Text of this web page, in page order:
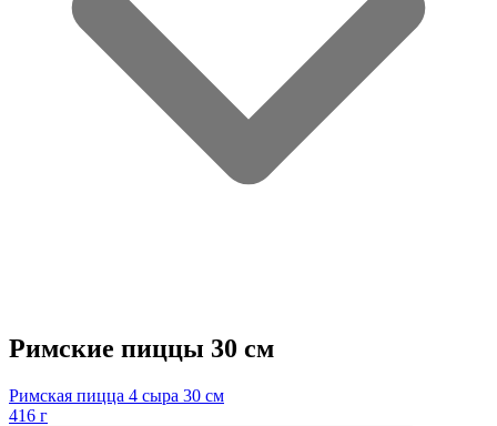
Римские пиццы 30 см
Римская пицца 4 сыра 30 см
416 г